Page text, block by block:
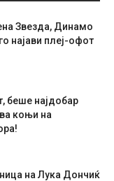
Звезда, Динамо
најави плеј-офот
беше најдобар
коњи на
на Лука Дончиќ